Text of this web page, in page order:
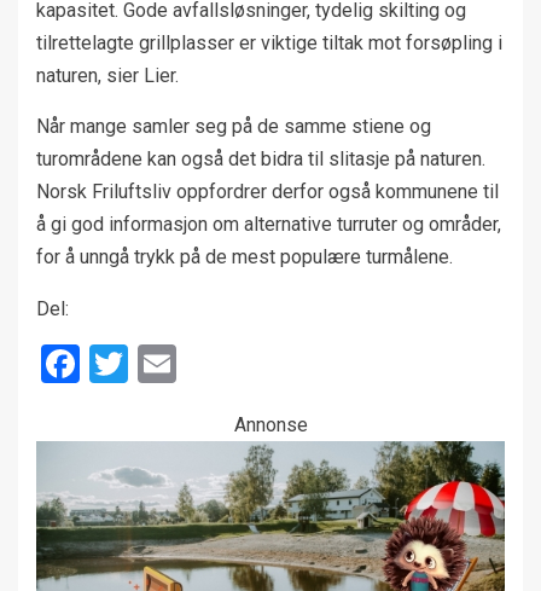
kapasitet. Gode avfallsløsninger, tydelig skilting og
tilrettelagte grillplasser er viktige tiltak mot forsøpling i
naturen, sier Lier.
Når mange samler seg på de samme stiene og
turområdene kan også det bidra til slitasje på naturen.
Norsk Friluftsliv oppfordrer derfor også kommunene til
å gi god informasjon om alternative turruter og områder,
for å unngå trykk på de mest populære turmålene.
Del:
Facebook
Twitter
Annonse